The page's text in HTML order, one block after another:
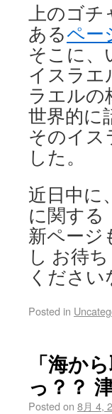
上のゴチ
あるペー
そこに、
イスラエ
ラエルの
世界的に
そのイス
した。
近日中に
に関する
新ページ
し お待ち
ください
Posted in
「海か
っ？？
Posted on 8月 4,